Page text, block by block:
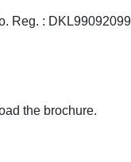
Reg. :
the brochure.